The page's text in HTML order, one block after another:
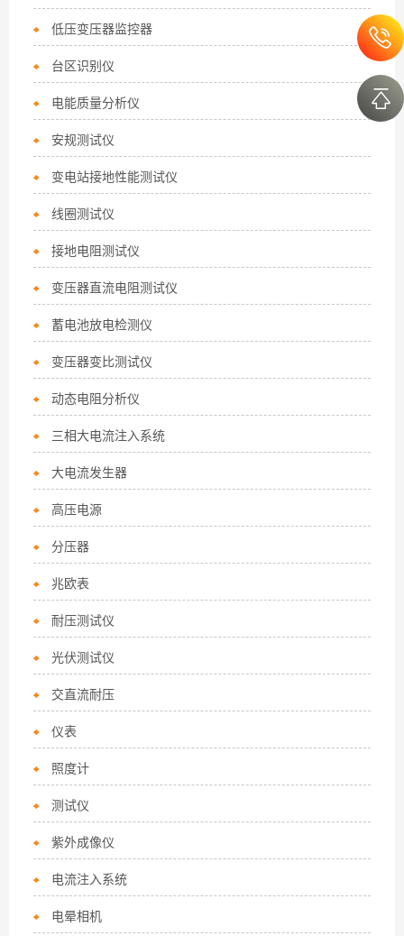
低压变压器监控器
台区识别仪
电能质量分析仪
安规测试仪
变电站接地性能测试仪
线圈测试仪
接地电阻测试仪
变压器直流电阻测试仪
蓄电池放电检测仪
变压器变比测试仪
动态电阻分析仪
三相大电流注入系统
大电流发生器
高压电源
分压器
兆欧表
耐压测试仪
光伏测试仪
交直流耐压
仪表
照度计
测试仪
紫外成像仪
电流注入系统
电晕相机